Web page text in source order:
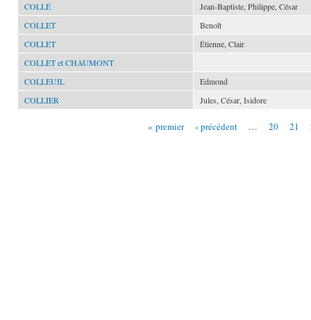
COLLÉ
Jean-Baptiste, Philippe, César
COLLET
Benoît
COLLET
Étienne, Clair
COLLET et CHAUMONT
COLLEUIL
Edmond
COLLIER
Jules, César, Isidore
« premier ‹ précédent … 20 21